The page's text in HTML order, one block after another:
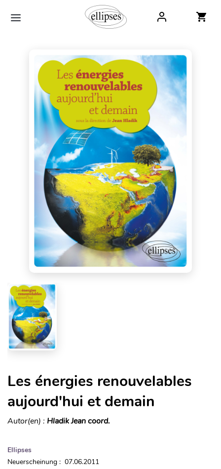
Les énergies renouvelables
aujourd'hui et demain
Autor(en) : Hladik Jean coord.
Ellipses
Neuerscheinung : 07.06.2011